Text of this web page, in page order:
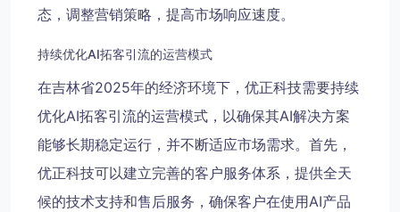
态，调整营销策略，提高市场响应速度。
持续优化AI拓客引流的运营模式
在吉林省2025年的经济环境下，优正科技需要持续
优化AI拓客引流的运营模式，以确保其AI解决方案
能够长期稳定运行，并不断适应市场需求。首先，
优正科技可以建立完善的客户服务体系，提供全天
候的技术支持和售后服务，确保客户在使用AI产品